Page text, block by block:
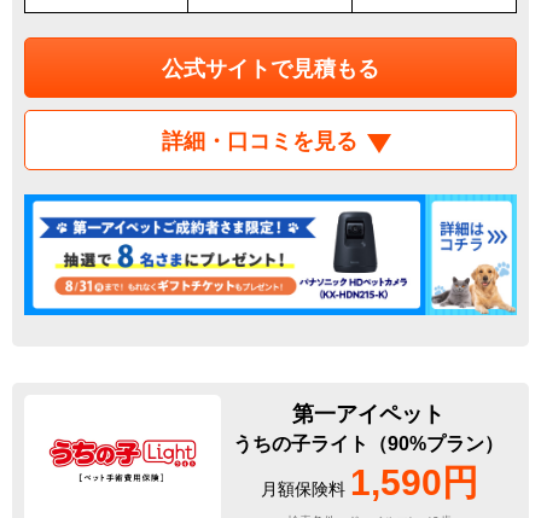
公式サイトで見積もる
詳細・口コミを見る
第一アイペット
うちの子ライト（90%プラン）
月額保険料 1,590円